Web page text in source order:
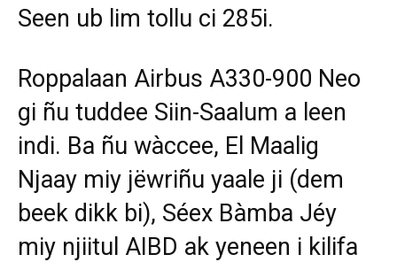
Seen ub lim tollu ci 285i.
Roppalaan Airbus A330-900 Neo
gi ñu tuddee Siin-Saalum a leen
indi. Ba ñu wàccee, El Maalig
Njaay miy jëwriñu yaale ji (dem
beek dikk bi), Séex Bàmba Jéy
miy njiitul AIBD ak yeneen i kilifa